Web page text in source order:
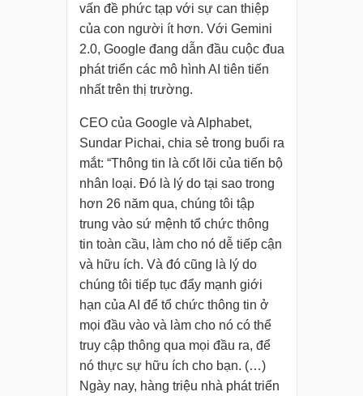
vấn đề phức tạp với sự can thiệp
của con người ít hơn. Với Gemini
2.0, Google đang dẫn đầu cuộc đua
phát triển các mô hình AI tiên tiến
nhất trên thị trường.
CEO của Google và Alphabet,
Sundar Pichai, chia sẻ trong buổi ra
mắt: “Thông tin là cốt lõi của tiến bộ
nhân loại. Đó là lý do tại sao trong
hơn 26 năm qua, chúng tôi tập
trung vào sứ mệnh tổ chức thông
tin toàn cầu, làm cho nó dễ tiếp cận
và hữu ích. Và đó cũng là lý do
chúng tôi tiếp tục đẩy mạnh giới
hạn của AI để tổ chức thông tin ở
mọi đầu vào và làm cho nó có thể
truy cập thông qua mọi đầu ra, để
nó thực sự hữu ích cho bạn. (…)
Ngày nay, hàng triệu nhà phát triển